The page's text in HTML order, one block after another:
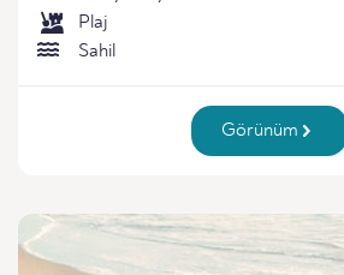
Plaj
Sahil
Görünüm